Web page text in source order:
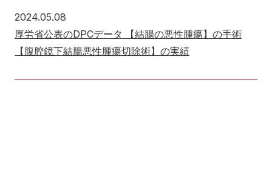
2024.05.08
厚労省公表のDPCデータ 【結腸の悪性腫瘍】の手術
【腹腔鏡下結腸悪性腫瘍切除術】の実績